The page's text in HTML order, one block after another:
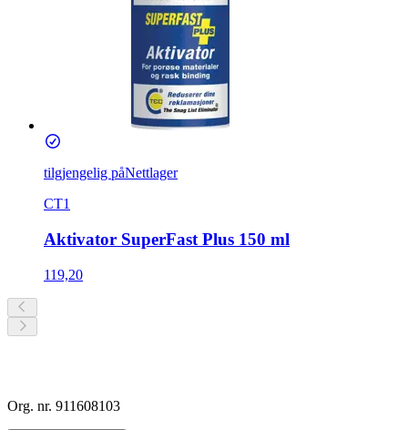
tilgjengelig påNettlager
CT1
Aktivator SuperFast Plus 150 ml
119,20
Org. nr. 911608103